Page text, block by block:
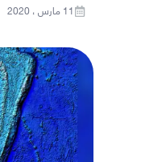
11 مارس ، 2020